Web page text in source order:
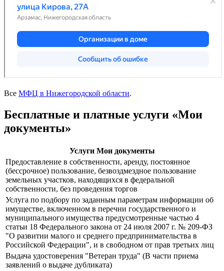
Все МФЦ в Нижегородской области.
Бесплатные и платные услуги «Мои
документы»
Услуги Мои документы
Предоставление в собственности, аренду, постоянное
(бессрочное) пользование, безвоздмездное пользование
земельных участков, находящихся в федеральной
собственности, без проведения торгов
Услуга по подбору по заданным параметрам информации об
имуществе, включенном в перечни государственного и
муниципального имущества предусмотренные частью 4
статьи 18 Федерального закона от 24 июля 2007 г. № 209-ФЗ
"О развитии малого и среднего предпринимательства в
Российской Федерации", и в свободном от прав третьих лиц
Выдача удостоверения "Ветеран труда" (В части приема
заявлений о выдаче дубликата)